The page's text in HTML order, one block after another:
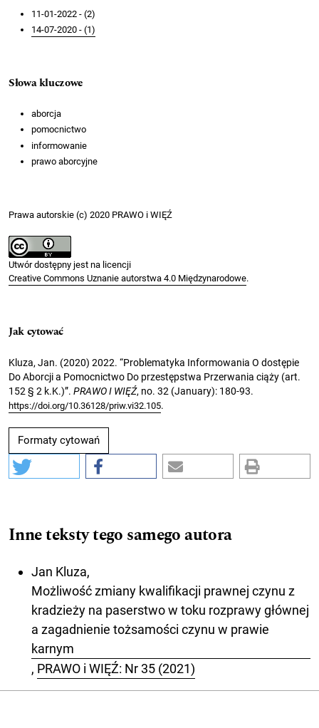
11-01-2022 - (2)
14-07-2020 - (1)
Słowa kluczowe
aborcja
pomocnictwo
informowanie
prawo aborcyjne
Prawa autorskie (c) 2020 PRAWO i WIĘŹ
Utwór dostępny jest na licencji
Creative Commons Uznanie autorstwa 4.0 Międzynarodowe.
Jak cytować
Kluza, Jan. (2020) 2022. “Problematyka Informowania O dostępie
Do Aborcji a Pomocnictwo Do przestępstwa Przerwania ciąży (art.
152 § 2 k.K.)”. PRAWO I WIĘŹ, no. 32 (January): 180-93.
https://doi.org/10.36128/priw.vi32.105.
Formaty cytowań
Inne teksty tego samego autora
Jan Kluza,
Możliwość zmiany kwalifikacji prawnej czynu z
kradzieży na paserstwo w toku rozprawy głównej
a zagadnienie tożsamości czynu w prawie
karnym
, PRAWO i WIĘŹ: Nr 35 (2021)